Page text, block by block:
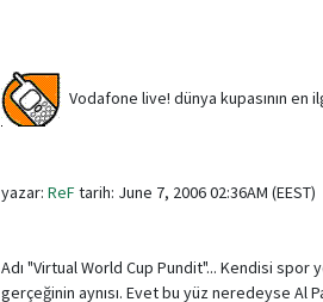
Vodafone live! dünya kupasının
yazar: ReFtarih: June 7, 2006 02:36AM (EEST)
Adı "Virtual World Cup Pundit"... Kendisi spor
gerçeğinin aynısı. Evet bu yüz neredeyse Al